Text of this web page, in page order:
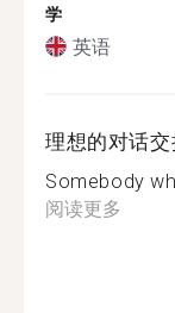
学
英语
理想的对话
Somebody
阅读更多